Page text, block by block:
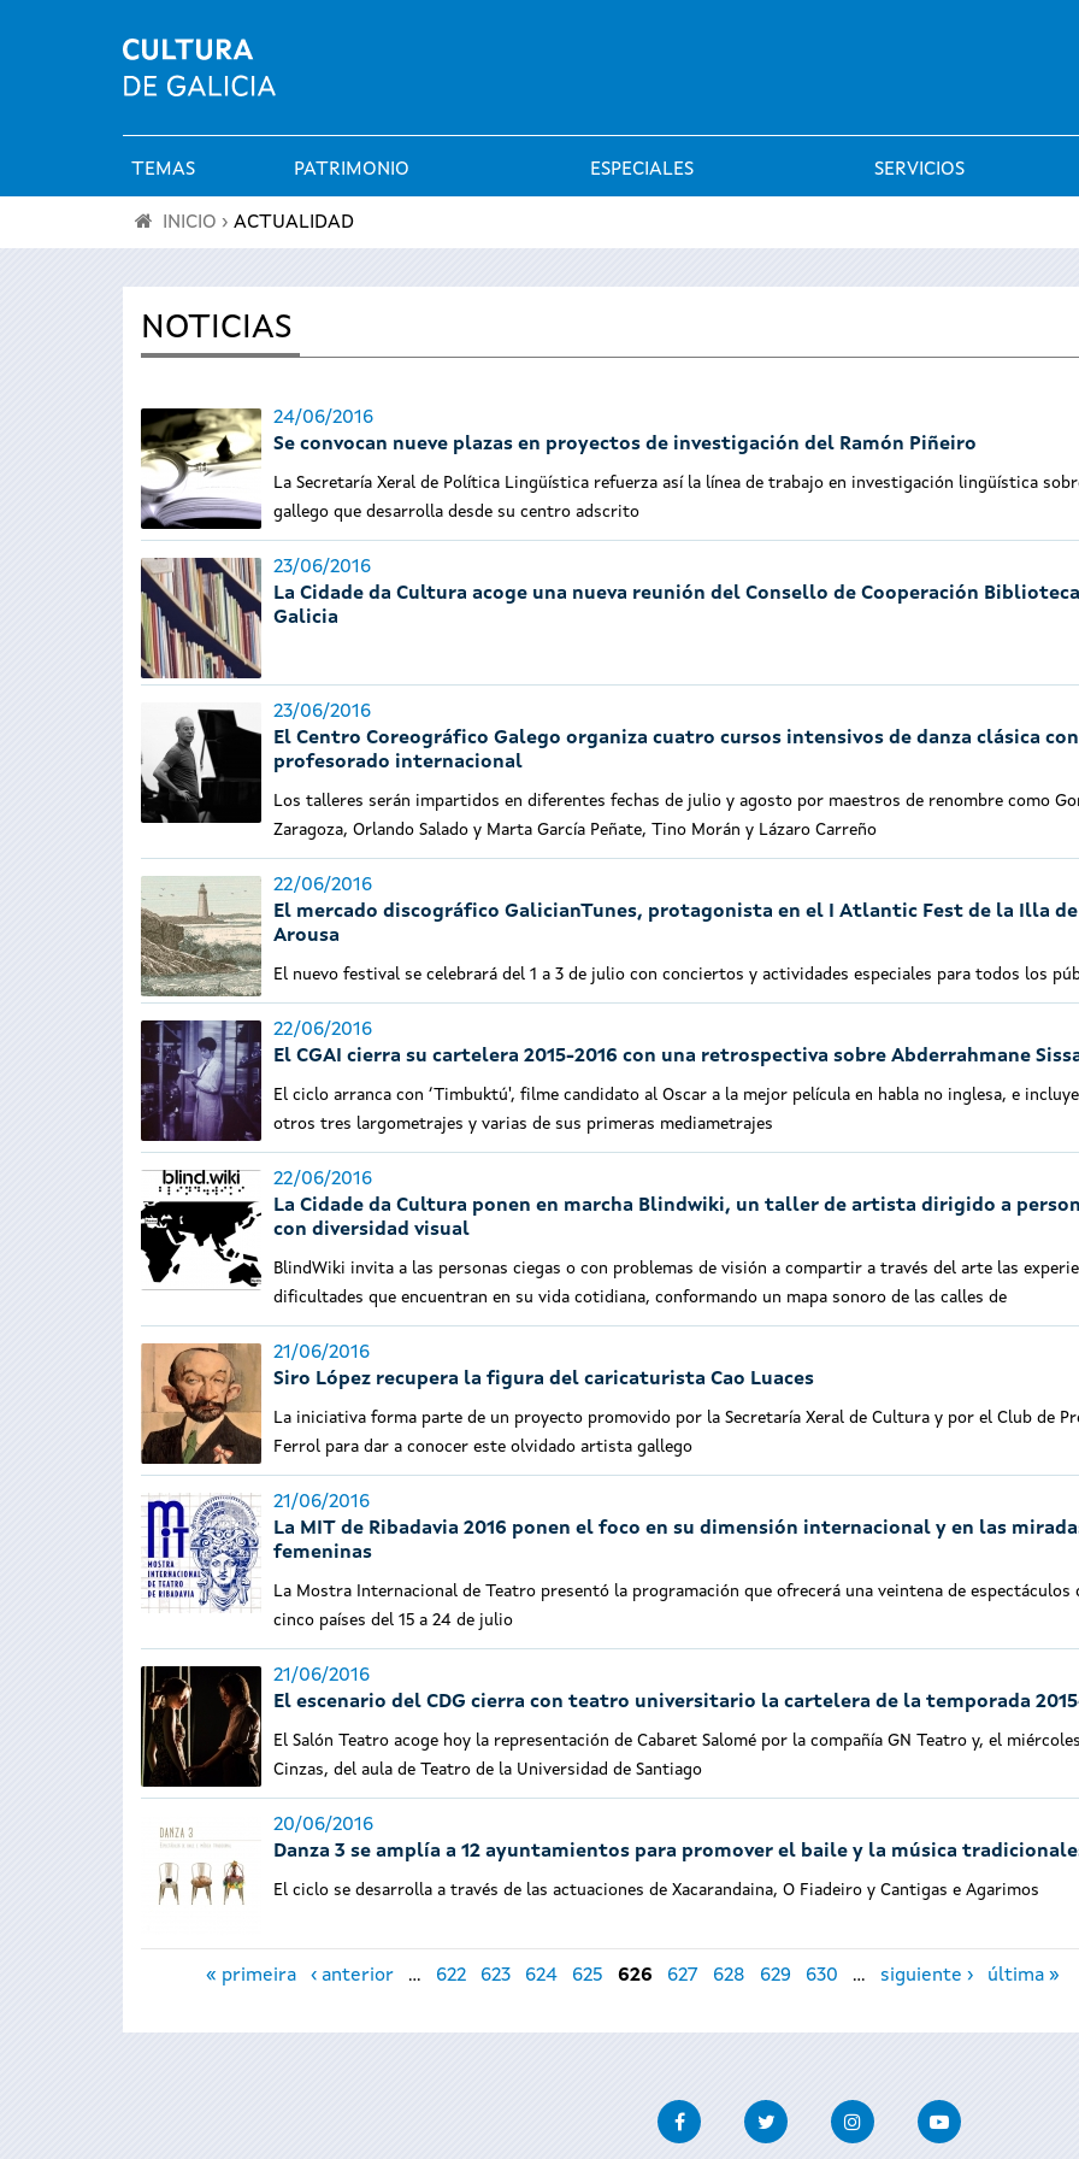
Menú
principal
TEMAS PATRIMONIO ESPECIALES SERVICIOS
encuentra
aquí
INICIO › ACTUALIDAD
NOTICIAS
24/06/2016
Se convocan nueve plazas en proyectos de investigación del Ramón Piñeiro
La Secretaría Xeral de Política Lingüística refuerza así la línea de trabajo en investigación lingüística
gallego que desarrolla desde su centro adscrito
23/06/2016
La Cidade da Cultura acoge una nueva reunión del Consello de Cooperación
Galicia
23/06/2016
El Centro Coreográfico Galego organiza cuatro cursos intensivos de danza clásica
profesorado internacional
Los talleres serán impartidos en diferentes fechas de julio y agosto por maestros de renombre como
Zaragoza, Orlando Salado y Marta García Peñate, Tino Morán y Lázaro Carreño
22/06/2016
El mercado discográfico GalicianTunes, protagonista en el I Atlantic Fest de la Illa de
Arousa
El nuevo festival se celebrará del 1 a 3 de julio con conciertos y actividades especiales para todos los
22/06/2016
El CGAI cierra su cartelera 2015-2016 con una retrospectiva sobre Abderrahmane
El ciclo arranca con ‘Timbuktú', filme candidato al Oscar a la mejor película en habla no inglesa, e
otros tres largometrajes y varias de sus primeras mediametrajes
22/06/2016
La Cidade da Cultura ponen en marcha Blindwiki, un taller de artista dirigido a
con diversidad visual
BlindWiki invita a las personas ciegas o con problemas de visión a compartir a través del arte las
dificultades que encuentran en su vida cotidiana, conformando un mapa sonoro de las calles de
21/06/2016
Siro López recupera la figura del caricaturista Cao Luaces
La iniciativa forma parte de un proyecto promovido por la Secretaría Xeral de Cultura y por el Club de
Ferrol para dar a conocer este olvidado artista gallego
21/06/2016
La MIT de Ribadavia 2016 ponen el foco en su dimensión internacional y en las
femeninas
La Mostra Internacional de Teatro presentó la programación que ofrecerá una veintena de espectáculos
cinco países del 15 a 24 de julio
21/06/2016
El escenario del CDG cierra con teatro universitario la cartelera de la temporada
El Salón Teatro acoge hoy la representación de Cabaret Salomé por la compañía GN Teatro y, el
Cinzas, del aula de Teatro de la Universidad de Santiago
20/06/2016
Danza 3 se amplía a 12 ayuntamientos para promover el baile y la música
El ciclo se desarrolla a través de las actuaciones de Xacarandaina, O Fiadeiro y Cantigas e Agarimos
Páginas
« primeira ‹ anterior … 622 623 624 625 626 627 628 629 630 … siguiente › última »
FacebookTwitter InstagramYoutube